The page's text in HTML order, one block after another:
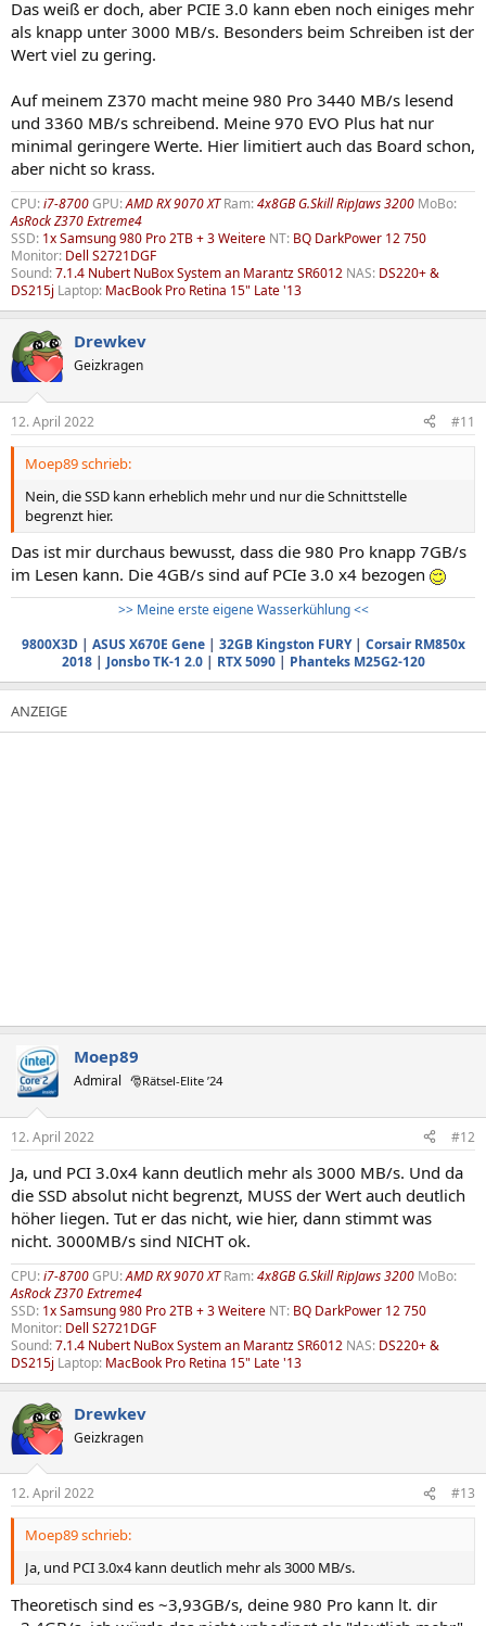
Das weiß er doch, aber PCIE 3.0 kann eben noch einiges mehr
als knapp unter 3000 MB/s. Besonders beim Schreiben ist der
Wert viel zu gering.
Auf meinem Z370 macht meine 980 Pro 3440 MB/s lesend
und 3360 MB/s schreibend. Meine 970 EVO Plus hat nur
minimal geringere Werte. Hier limitiert auch das Board schon,
aber nicht so krass.
CPU:i7-8700GPU:AMD RX 9070 XTRam:4x8GB G.Skill RipJaws 3200 MoBo:
AsRock Z370 Extreme4
SSD: 1x Samsung 980 Pro 2TB + 3 Weitere NT: BQ DarkPower 12 750
Monitor: Dell S2721DGF
Sound:7.1.4 Nubert NuBox System an Marantz SR6012 NAS: DS220+ &
DS215j Laptop: MacBook Pro Retina 15" Late '13
Drewkev
Geizkragen
12. April 2022 #11
Moep89 schrieb:
Nein, die SSD kann erheblich mehr und nur die Schnittstelle
begrenzt hier.
Das ist mir durchaus bewusst, dass die 980 Pro knapp 7GB/s
im Lesen kann. Die 4GB/s sind auf PCIe 3.0 x4 bezogen
>> Meine erste eigene Wasserkühlung <<
9800X3D| ASUS X670E Gene| 32GB Kingston FURY| Corsair RM850x
2018| Jonsbo TK-1 2.0| RTX 5090| Phanteks M25G2-120
Moep89
Admiral 🎅Rätsel-Elite ’24
12. April 2022 #12
Ja, und PCI 3.0x4 kann deutlich mehr als 3000 MB/s. Und da
die SSD absolut nicht begrenzt, MUSS der Wert auch deutlich
höher liegen. Tut er das nicht, wie hier, dann stimmt was
nicht. 3000MB/s sind NICHT ok.
CPU:i7-8700GPU:AMD RX 9070 XTRam:4x8GB G.Skill RipJaws 3200 MoBo:
AsRock Z370 Extreme4
SSD: 1x Samsung 980 Pro 2TB + 3 Weitere NT: BQ DarkPower 12 750
Monitor: Dell S2721DGF
Sound:7.1.4 Nubert NuBox System an Marantz SR6012 NAS: DS220+ &
DS215j Laptop: MacBook Pro Retina 15" Late '13
Drewkev
Geizkragen
12. April 2022 #13
Moep89 schrieb:
Ja, und PCI 3.0x4 kann deutlich mehr als 3000 MB/s.
Theoretisch sind es ~3,93GB/s, deine 980 Pro kann lt. dir